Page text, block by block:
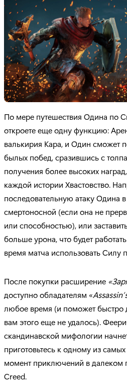
По мере путешествия Одина по
откроете еще одну функцию:
валькирия Кара, и Один сможет
былых побед, сразившись с
получения более высоких
каждой истории Хвастовство.
последовательную атаку
смертоносной (если она не
или способностью), или
больше урона, что будет
время матча использовать Силу
После покупки расширение
доступно обладателям «
любое время (и поможет быстро
вам этого еще не удалось).
скандинавской мифологии
приготовьтесь к одному из
момент приключений в далеком
Creed.